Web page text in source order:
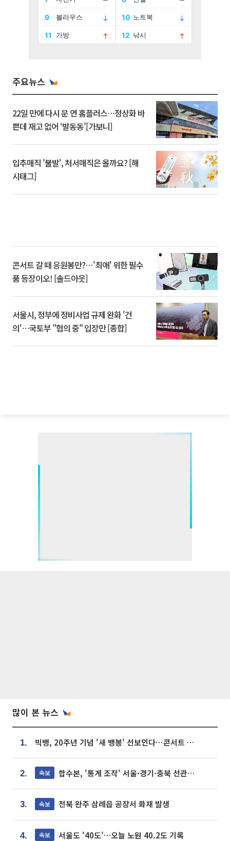
주요뉴스
22일 만에 다시 문 연 홈플러스…정상화 바
쁜데 재고 없어 ‘발동동’[가보니]
입추매직 '불발', 처서매직은 올까요? [해
시태그]
콘서트 갈 때 응원봉만?⋯'최애' 위한 필수
품 등장이오! [솔드아웃]
서울시, 정부에 정비사업 규제 완화 '건
의'⋯국토부 "협의 중" 입장만 [종합]
많이 본 뉴스
1. 빅뱅, 20주년 기념 '새 뱅봉' 선보인다⋯콘서트 앞두고 팝업 개최
2. 속보 합수본, '통계 조작' 서울·경기·충북 선관위 등 추가 압수수색
3. 속보 전북 완주 삼례읍 공장서 화재 발생
4. 속보 서울도 '40도'…오늘 노원 40.2도 기록